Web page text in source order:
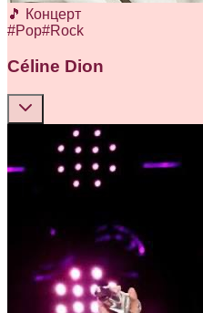
🎵 Концерт
#Pop#Rock
Céline Dion